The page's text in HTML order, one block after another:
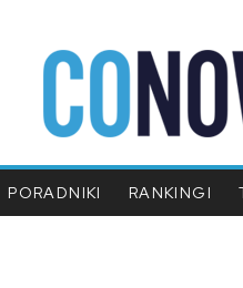
PORADNIKI RANKINGI